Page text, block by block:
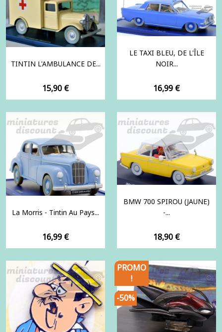
TINTIN L'AMBULANCE DE...
Prix
15,90 €
LE TAXI BLEU, DE L'ÎLE
NOIR...
Prix
16,99 €
La Morris - Tintin Au Pays...
Prix
16,99 €
BMW 700 SPIROU (JAUNE)
-...
Prix
18,90 €
PROMO
!
-50%